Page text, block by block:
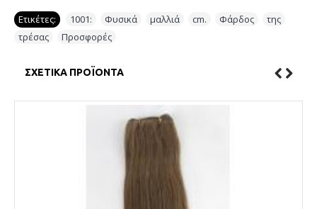
Ετικέτες: 1001: Φυσικά μαλλιά cm. Φάρδος της
τρέσας
Προσφορές
ΣΧΕΤΙΚΆ ΠΡΟΪΌΝΤΑ